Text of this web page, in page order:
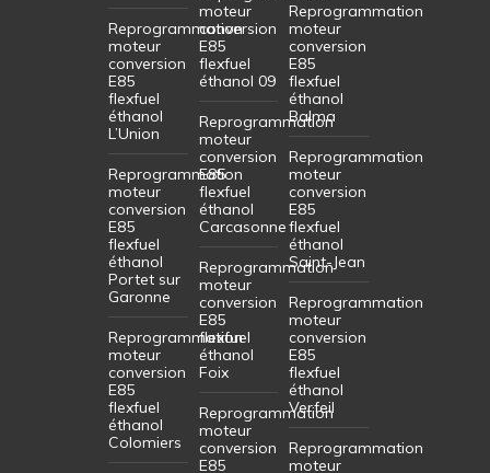
Reprogrammation
moteur
conversion
E85
flexfuel
éthanol
L’Union
Reprogrammation
moteur
conversion
E85
flexfuel
éthanol
Portet sur
Garonne
Reprogrammation
moteur
conversion
E85
flexfuel
éthanol
Colomiers
moteur
conversion
E85
flexfuel
éthanol 09
Reprogrammation
moteur
conversion
E85
flexfuel
éthanol
Carcasonne
Reprogrammation
moteur
conversion
E85
flexfuel
éthanol
Foix
Reprogrammation
moteur
conversion
E85
Reprogrammation
moteur
conversion
E85
flexfuel
éthanol
Balma
Reprogrammation
moteur
conversion
E85
flexfuel
éthanol
Saint-Jean
Reprogrammation
moteur
conversion
E85
flexfuel
éthanol
Verfeil
Reprogrammation
moteur